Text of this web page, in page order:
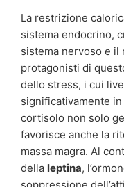
La restrizione
sistema endocrino,
sistema nervoso e il
protagonisti di
dello stress, i cui
significativamente in
cortisolo non solo
favorisce anche la
massa magra. Al
della leptina,